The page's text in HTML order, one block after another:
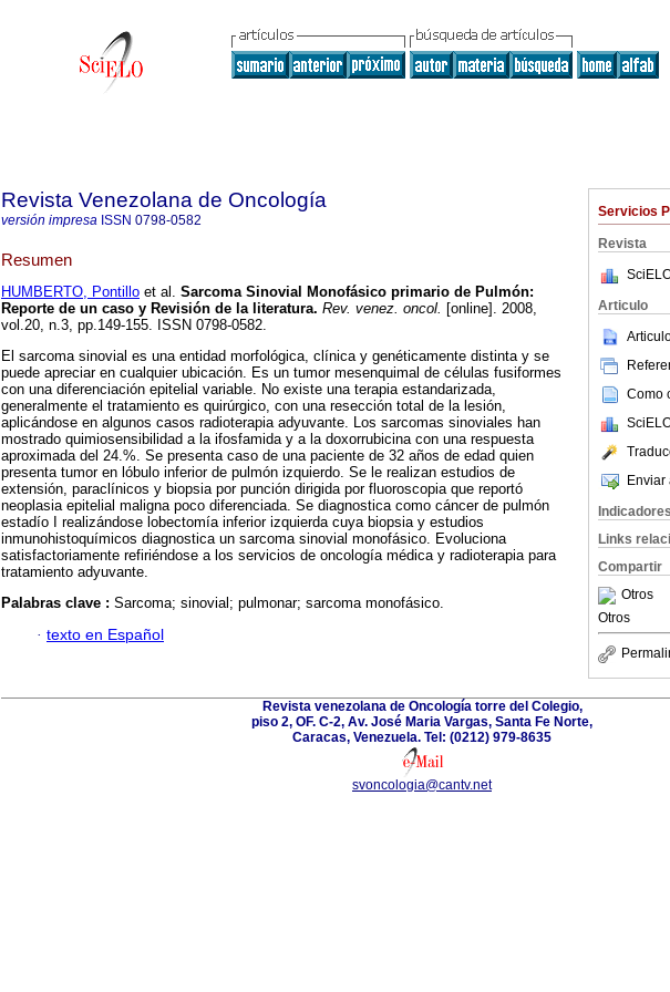
Servicios
Revista
Articulo
Como
Enviar
Indicadores
Links
Compartir
Otros
Otros
Revista Venezolana de Oncología
versión impresa ISSN 0798-0582
Resumen
HUMBERTO, Pontillo et al. Sarcoma Sinovial Monofásico primario de Pulmón:
Reporte de un caso y Revisión de la literatura. Rev. venez. oncol. [online]. 2008,
vol.20, n.3, pp.149-155. ISSN 0798-0582.
El sarcoma sinovial es una entidad morfológica, clínica y genéticamente distinta y se
puede apreciar en cualquier ubicación. Es un tumor mesenquimal de células fusiformes
con una diferenciación epitelial variable. No existe una terapia estandarizada,
generalmente el tratamiento es quirúrgico, con una resección total de la lesión,
aplicándose en algunos casos radioterapia adyuvante. Los sarcomas sinoviales han
mostrado quimiosensibilidad a la ifosfamida y a la doxorrubicina con una respuesta
aproximada del 24.%. Se presenta caso de una paciente de 32 años de edad quien
presenta tumor en lóbulo inferior de pulmón izquierdo. Se le realizan estudios de
extensión, paraclínicos y biopsia por punción dirigida por fluoroscopia que reportó
neoplasia epitelial maligna poco diferenciada. Se diagnostica como cáncer de pulmón
estadío I realizándose lobectomía inferior izquierda cuya biopsia y estudios
inmunohistoquímicos diagnostica un sarcoma sinovial monofásico. Evoluciona
satisfactoriamente refiriéndose a los servicios de oncología médica y radioterapia para
tratamiento adyuvante.
Palabras clave : Sarcoma; sinovial; pulmonar; sarcoma monofásico.
· texto en Español
Revista venezolana de Oncología torre del Colegio,
piso 2, OF. C-2, Av. José Maria Vargas, Santa Fe Norte,
Caracas, Venezuela. Tel: (0212) 979-8635
svoncologia@cantv.net